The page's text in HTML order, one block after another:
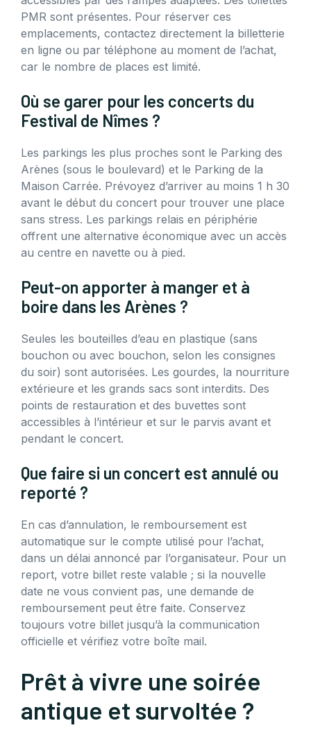
PMR sont présentes. Pour réserver ces
emplacements, contactez directement la billetterie
en ligne ou par téléphone au moment de l’achat,
car le nombre de places est limité.
Où se garer pour les concerts du
Festival de Nîmes ?
Les parkings les plus proches sont le Parking des
Arènes (sous le boulevard) et le Parking de la
Maison Carrée. Prévoyez d’arriver au moins 1 h 30
avant le début du concert pour trouver une place
sans stress. Les parkings relais en périphérie
offrent une alternative économique avec un accès
au centre en navette ou à pied.
Peut-on apporter à manger et à
boire dans les Arènes ?
Seules les bouteilles d’eau en plastique (sans
bouchon ou avec bouchon, selon les consignes
du soir) sont autorisées. Les gourdes, la nourriture
extérieure et les grands sacs sont interdits. Des
points de restauration et des buvettes sont
accessibles à l’intérieur et sur le parvis avant et
pendant le concert.
Que faire si un concert est annulé ou
reporté ?
En cas d’annulation, le remboursement est
automatique sur le compte utilisé pour l’achat,
dans un délai annoncé par l’organisateur. Pour un
report, votre billet reste valable ; si la nouvelle
date ne vous convient pas, une demande de
remboursement peut être faite. Conservez
toujours votre billet jusqu’à la communication
officielle et vérifiez votre boîte mail.
Prêt à vivre une soirée
antique et survoltée ?